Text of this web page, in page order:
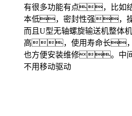
有很多功能有点，比如
本低，密封性强，
而且U型无轴螺旋输送机整体
高，使用寿命长
也方便安装维修。中
不用移动驱动